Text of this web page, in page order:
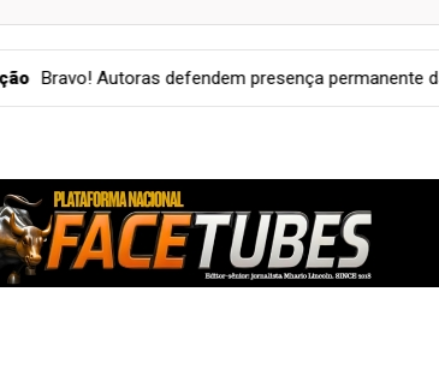
permanente da literatura maranhense nas